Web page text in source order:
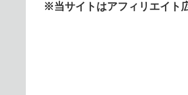
※当サイトはアフィリエイト